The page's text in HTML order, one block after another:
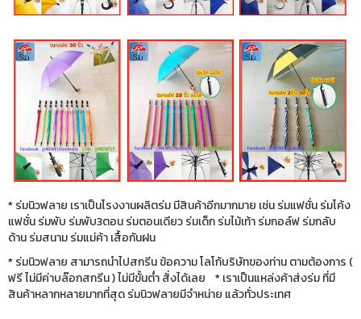
* ร่มนิวฟลาย เราเป็นโรงงานผลิตร่ม มีสินค้าอีกมากมาย เช่น ร่มแฟชั่น ร่มโค้ง
แฟชั่น ร่มพับ ร่มพับ3ตอน ร่มตอนเดียว ร่มเด็ก ร่มไม้เท้า ร่มกอล์ฟ ร่มกลับ
ด้าน ร่มสนาม ร่มแม่ค้า เสื้อกันฝน
* ร่มนิวฟลาย สามารถนำไปสกรีน ข้อความ โลโก้บริษัทของท่าน ตามต้องการ (
ฟรี ไม่มีค่าบล๊อกสกรีน ) ไม่มีขั้นต่ำ สั่งได้เลย * เราเป็นแหล่งค้าส่งร่ม ที่มี
สินค้าหลากหลายมากที่สุด ร่มนิวฟลายมีจำหน่าย แล้วทั่วประเทศ